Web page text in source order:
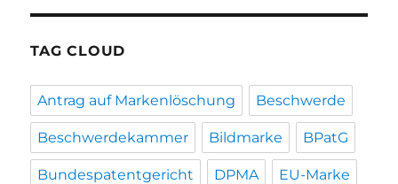
TAG CLOUD
Antrag auf Markenlöschung Beschwerde
Beschwerdekammer Bildmarke BPatG
Bundespatentgericht DPMA EU-Marke